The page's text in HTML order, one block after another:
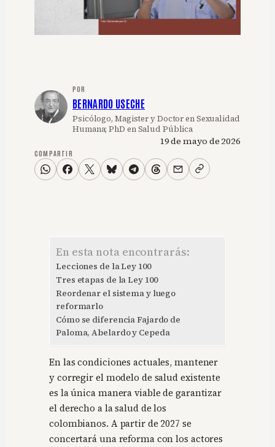
POR
BERNARDO USECHE
Psicólogo, Magister y Doctor en Sexualidad
Humana; PhD en Salud Pública
19 de mayo de 2026
COMPARTIR
En esta nota encontrarás:
Lecciones de la Ley 100
Tres etapas de la Ley 100
Reordenar el sistema y luego
reformarlo
Cómo se diferencia Fajardo de
Paloma, Abelardo y Cepeda
En las condiciones actuales, mantener
y corregir el modelo de salud existente
es la única manera viable de garantizar
el derecho a la salud de los
colombianos. A partir de 2027 se
concertará una reforma con los actores